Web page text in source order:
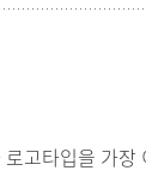
고타입을 가